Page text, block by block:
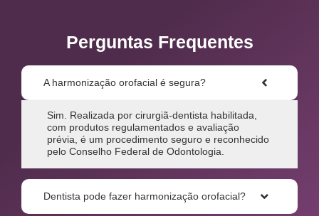
Perguntas Frequentes
A harmonização orofacial é segura?
Sim. Realizada por cirurgiã-dentista habilitada,
com produtos regulamentados e avaliação
prévia, é um procedimento seguro e reconhecido
pelo Conselho Federal de Odontologia.
Dentista pode fazer harmonização orofacial?